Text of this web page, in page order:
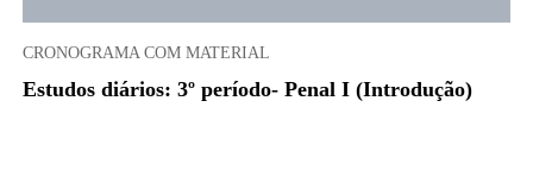
CRONOGRAMA COM MATERIAL
Estudos diários: 3º período- Penal I (Introdução)